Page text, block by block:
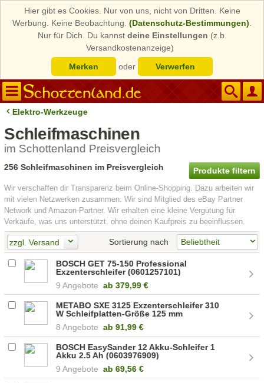
Hier gibt es Cookies. Nur von uns, nicht von Dritten. Keine
Werbung. Keine Beobachtung. (Datenschutz-Bestimmungen)
Nur für Dich. Du kannst deine Einstellungen (z.b.
Versandkostenanzeige)
Merken
oder Verwerfen
Elektro-Werkzeuge
Schleifmaschinen
im Schottenland Preisvergleich
Produkte filtern
256 Schleifmaschinen im Preisvergleich
Wir verschaffen dir Transparenz beim Online-Shopping. Dazu arbeiten wir
mit vielen Netzwerken zusammen. Wir sind Mitglied des eBay Partner
Network und Amazon-Partner. Wir erhalten eine kleine Vergütung für
Verkäufe, was uns unterstützt, ohne deinen Kaufpreis zu beeinflussen.
zzgl. Versand Sortierung nach
BOSCH GET 75-150 Professional
Exzenterschleifer (0601257101)
9 Angebote ab 379,99 €
METABO SXE 3125 Exzenterschleifer 310
W Schleifplatten-Größe 125 mm
8 Angebote ab 91,99 €
BOSCH EasySander 12 Akku-Schleifer 1
Akku 2.5 Ah (0603976909)
9 Angebote ab 69,56 €